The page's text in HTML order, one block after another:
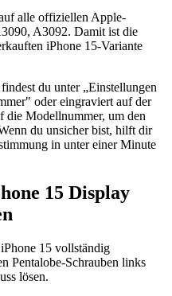
alle offiziellen Apple-
A3092. Damit ist die
iPhone 15-Variante
du unter „Einstellungen
oder eingraviert auf der
die Modellnummer, um den
du unsicher bist, hilft dir
in unter einer Minute
15 Display
15 vollständig
Pentalobe-Schrauben links
lösen.